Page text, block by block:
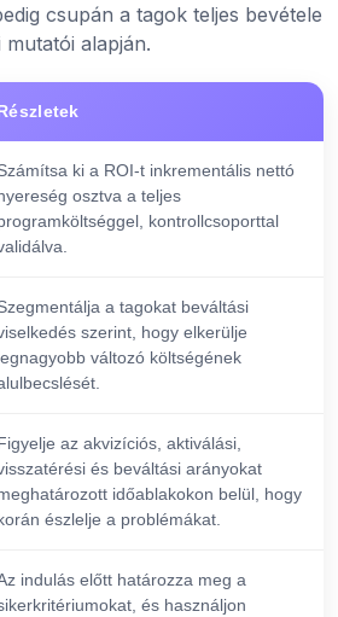
csupán a tagok teljes bevétele
alapján.
ki a ROI-t inkrementális nettó
osztva a teljes
kontrollcsoporttal
a tagokat beváltási
szerint, hogy elkerülje
változó költségének
az akvizíciós, aktiválási,
és beváltási arányokat
időablakokon belül, hogy
észlelje a problémákat.
indulás előtt határozza meg a
és használjon